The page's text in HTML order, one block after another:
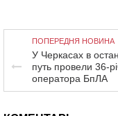
ПОПЕРЕДНЯ НОВИНА
У Черкасах в
путь провели 36-
оператора БпЛА